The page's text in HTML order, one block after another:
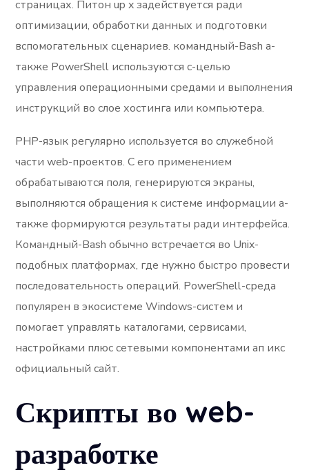
страницах. Питон up x задействуется ради
оптимизации, обработки данных и подготовки
вспомогательных сценариев. командный-Bash а-
также PowerShell используются с-целью
управления операционными средами и выполнения
инструкций во слое хостинга или компьютера.
PHP-язык регулярно используется во служебной
части web-проектов. С его применением
обрабатываются поля, генерируются экраны,
выполняются обращения к системе информации а-
также формируются результаты ради интерфейса.
Командный-Bash обычно встречается во Unix-
подобных платформах, где нужно быстро провести
последовательность операций. PowerShell-среда
популярен в экосистеме Windows-систем и
помогает управлять каталогами, сервисами,
настройками плюс сетевыми компонентами ап икс
официальный сайт.
Скрипты во web-
разработке